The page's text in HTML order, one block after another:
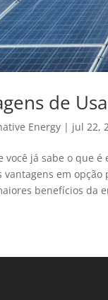
de
Energy | jul 22,
você já sabe o que
vantagens em
benefícios da